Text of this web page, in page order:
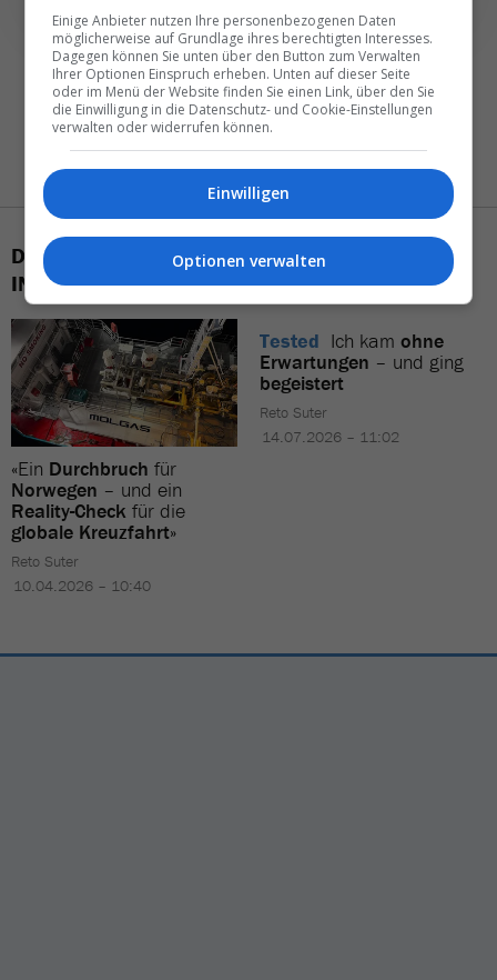
DAS KÖNNTE SIE AUCH
INTERESSIEREN
«Ein Durchbruch für
Norwegen – und ein
Reality-Check für die
globale Kreuzfahrt»
Reto Suter
10.04.2026 – 10:40
Tested Ich kam ohne
Erwartungen – und ging
begeistert
Reto Suter
14.07.2026 – 11:02
Einige Anbieter nutzen Ihre personenbezogenen Daten
möglicherweise auf Grundlage ihres berechtigten Interesses.
Dagegen können Sie unten über den Button zum Verwalten
Ihrer Optionen Einspruch erheben. Unten auf dieser Seite
oder im Menü der Website finden Sie einen Link, über den Sie
die Einwilligung in die Datenschutz- und Cookie-Einstellungen
verwalten oder widerrufen können.
Einwilligen
Optionen verwalten